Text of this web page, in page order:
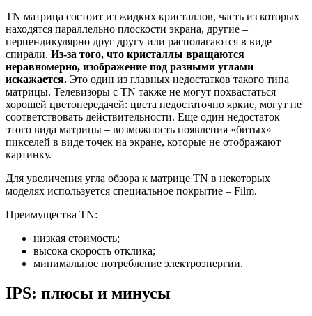
TN матрица состоит из жидких кристаллов, часть из которых
находятся параллельно плоскости экрана, другие –
перпендикулярно друг другу или располагаются в виде
спирали. Из-за того, что кристаллы вращаются
неравномерно, изображение под разными углами
искажается. Это один из главных недостатков такого типа
матрицы. Телевизоры с TN также не могут похвастаться
хорошей цветопередачей: цвета недостаточно яркие, могут не
соответствовать действительности. Еще один недостаток
этого вида матрицы – возможность появления «битых»
пикселей в виде точек на экране, которые не отображают
картинку.
Для увеличения угла обзора к матрице TN в некоторых
моделях используется специальное покрытие – Film.
Преимущества TN:
низкая стоимость;
высока скорость отклика;
минимальное потребление электроэнергии.
IPS: плюсы и минусы